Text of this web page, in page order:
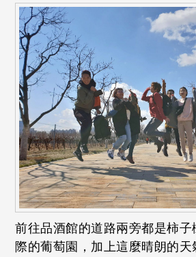
前往品酒館的道路兩旁都是柿
際的葡萄園，加上這麼晴朗的天